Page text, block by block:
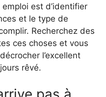
est d’identifier
et le type de
Recherchez des
ces choses et vous
l’excellent
rêvé.